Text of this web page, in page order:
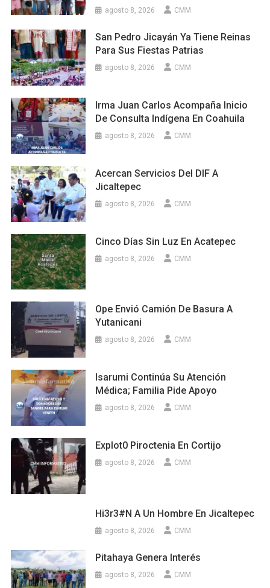
agosto 8, 2026 CMM
San Pedro Jicayán Ya Tiene Reinas
Para Sus Fiestas Patrias
agosto 8, 2026 CMM
Irma Juan Carlos Acompaña Inicio
De Consulta Indígena En Coahuila
agosto 8, 2026 CMM
Acercan Servicios Del DIF A
Jicaltepec
agosto 8, 2026 CMM
Cinco Días Sin Luz En Acatepec
agosto 8, 2026 CMM
Ope Envió Camión De Basura A
Yutanicani
agosto 8, 2026 CMM
Isarumi Continúa Su Atención
Médica; Familia Pide Apoyo
agosto 8, 2026 CMM
Explot0 Piroctenia En Cortijo
agosto 8, 2026 CMM
Hi3r3#n A Un Hombre En Jicaltepec
agosto 8, 2026 CMM
Pitahaya Genera Interés
agosto 8, 2026 CMM